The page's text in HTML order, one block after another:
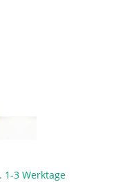
1-3 Werktage